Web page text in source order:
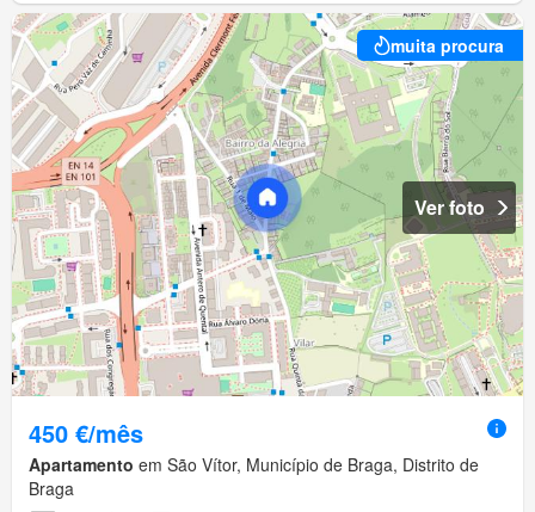
muita procura
Ver foto
450 €/mês
Apartamento em São Vítor, Município de Braga, Distrito de
Braga